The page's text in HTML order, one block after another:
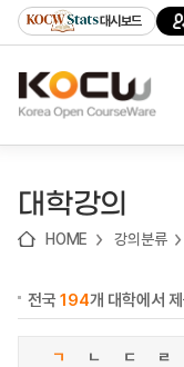
기
기
기
content)
가
대시보드
대학강의
HOME 강의분류
전국194개 대학에서
ㄱ ㄴ ㄷ ㄹ